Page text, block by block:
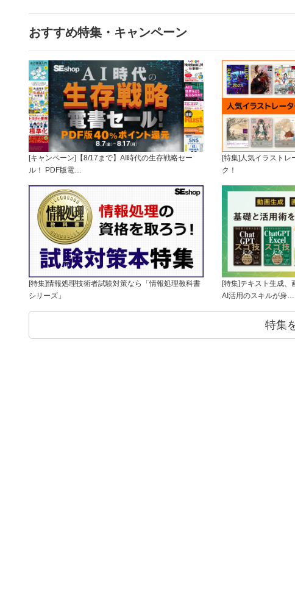
おすすめ特集・キャンペーン
[キャンペーン]【8/17まで】AI時代の生存戦略セー
ル！ PDF版電…
[特集]人気イラストレ
ク！
[特集]情報処理技術者試験対策なら「情報処理教科書
シリーズ」
[特集]テキスト生成
AI活用のスキルが身…
特集